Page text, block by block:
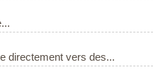
directement vers des...